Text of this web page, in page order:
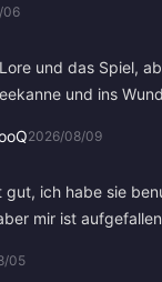
06
und das Spiel,
und ins
2026/08/09
gut, ich habe sie
mir ist
machen.
05